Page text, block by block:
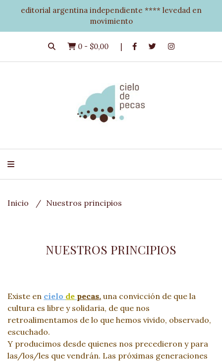
editorial argentina independiente **** levedad en
movimiento
0 - $0,00
Inicio Nuestros principios
NUESTROS PRINCIPIOS
Existe en cielo de pecas. una convicción de que la
cultura es libre y solidaria, de que nos
retroalimentamos de lo que hemos vivido, observado,
escuchado.
Y producimos desde quienes nos precedieron y para
las/los/les que vendrán. Las próximas generaciones